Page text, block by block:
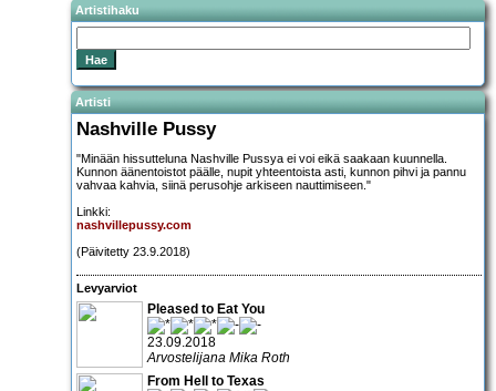
Artistihaku
Artisti
Nashville Pussy
"Minään hissutteluna Nashville Pussya ei voi eikä saakaan kuunnella.
Kunnon äänentoistot päälle, nupit yhteentoista asti, kunnon pihvi ja pannu
vahvaa kahvia, siinä perusohje arkiseen nauttimiseen."
Linkki:
nashvillepussy.com
(Päivitetty 23.9.2018)
Levyarviot
Pleased to Eat You
23.09.2018
Arvostelijana Mika Roth
From Hell to Texas